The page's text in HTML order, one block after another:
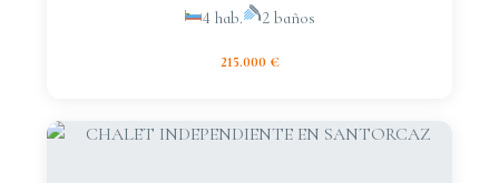
4 hab. 2 baños
215.000 €